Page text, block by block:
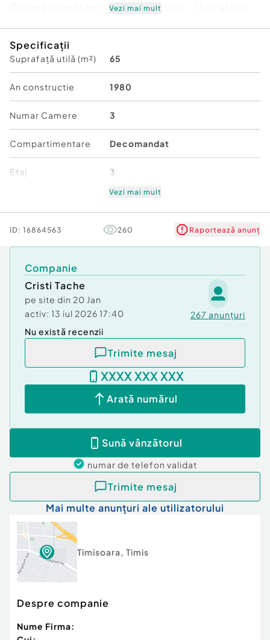
Compartimentare: - 1 hol de acces - 1 bucatarie
Apartamentul se vinde mobilat si utilat.
Informatiile cu caracter tehnic ne sunt furnizate
de catre proprietar.
Se accepta credit bancar! Ne angajam sa va
oferim consultanta imobiliara si financiara pe
toata durata procesului de tranzactie. Mai multe
detalii telefonic!
Vezi mai mult
Specificații
Suprafață utilă (m²) 65
An constructie 1980
Numar Camere 3
Compartimentare Decomandat
Etaj 3
Stare Bună
Vezi mai mult
ID: 16864563 260 Raportează anunț
Companie
Cristi Tache
pe site din 20 Jan
activ: 13 iul 2026 17:40 267 anunțuri
Nu există recenzii
Trimite mesaj
XXXX XXX XXX
Arată numărul
Sună vânzătorul
numar de telefon validat
Trimite mesaj
Mai multe anunțuri ale utilizatorului
Timisoara, Timis
Despre companie
Nume Firma: